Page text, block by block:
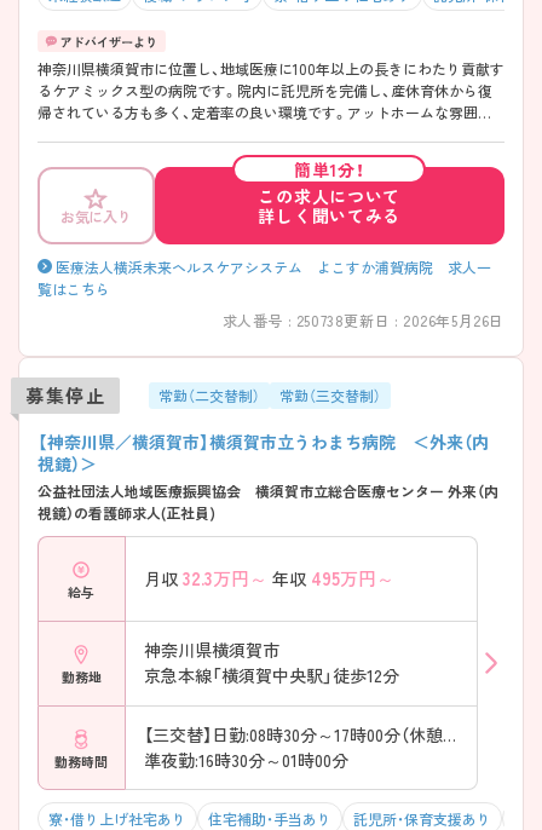
神奈川県横須賀市に位置し、地域医療に100年以上の長きにわたり貢献す
るケアミックス型の病院です。院内に託児所を完備し、産休育休から復
帰されている方も多く、定着率の良い環境です。アットホームな雰囲気
も快くご指導頂けます。 ご興味ある方には、面接対策ポイントなど、さら
に詳細をお話しいたしますのでお気軽にご相談ください。
お気に入り
簡単1分！
この求人について
詳しく聞いてみる
医療法人横浜未来ヘルスケアシステム よこすか浦賀病院 求人一
覧はこちら
求人番号 : 250738更新日 : 2026年5月26日
募集停止 常勤（二交替制） 常勤（三交替制）
【神奈川県／横須賀市】横須賀市立うわまち病院 ＜外来（内
視鏡）＞
公益社団法人地域医療振興協会 横須賀市立総合医療センター 外来（内
視鏡）の看護師求人(正社員)
給与
月収 32.3万円～ 年収 495万円～
勤務地
神奈川県横須賀市
京急本線「横須賀中央駅」徒歩12分
勤務時間
【三交替】日勤:08時30分～17時00分（休憩60分）
準夜勤:16時30分～01時00分
寮・借り上げ社宅あり 住宅補助・手当あり 託児所・保育支援あり